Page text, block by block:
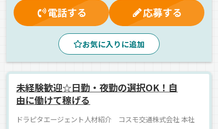
地場 拠点多数
カーナビ搭載
バックアイモニター装備
AT可
その他
アルバイト
電話する 応募する
お気に入りに追加
未経験歓迎☆日勤・夜勤の選択OK！自
由に働けて稼げる
ドラピタエージェント人材紹介 コスモ交通株式会社 本社